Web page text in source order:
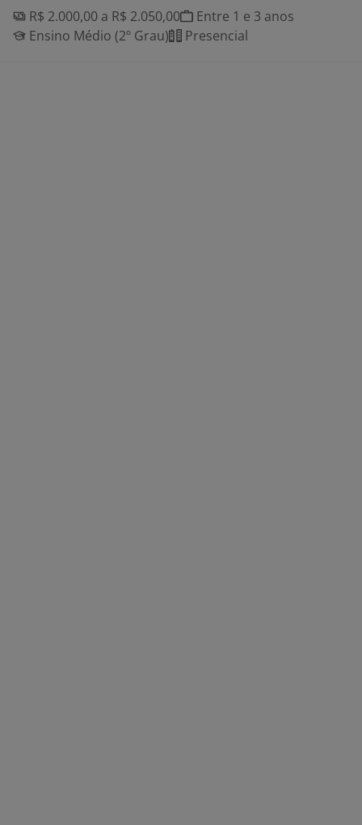
R$ 2.000,00 a R$ 2.050,00
Entre 1 e 3 anos
Ensino Médio (2º Grau)
Presencial